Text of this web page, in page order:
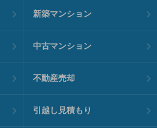
新築マンション
中古マンション
不動産売却
引越し見積もり